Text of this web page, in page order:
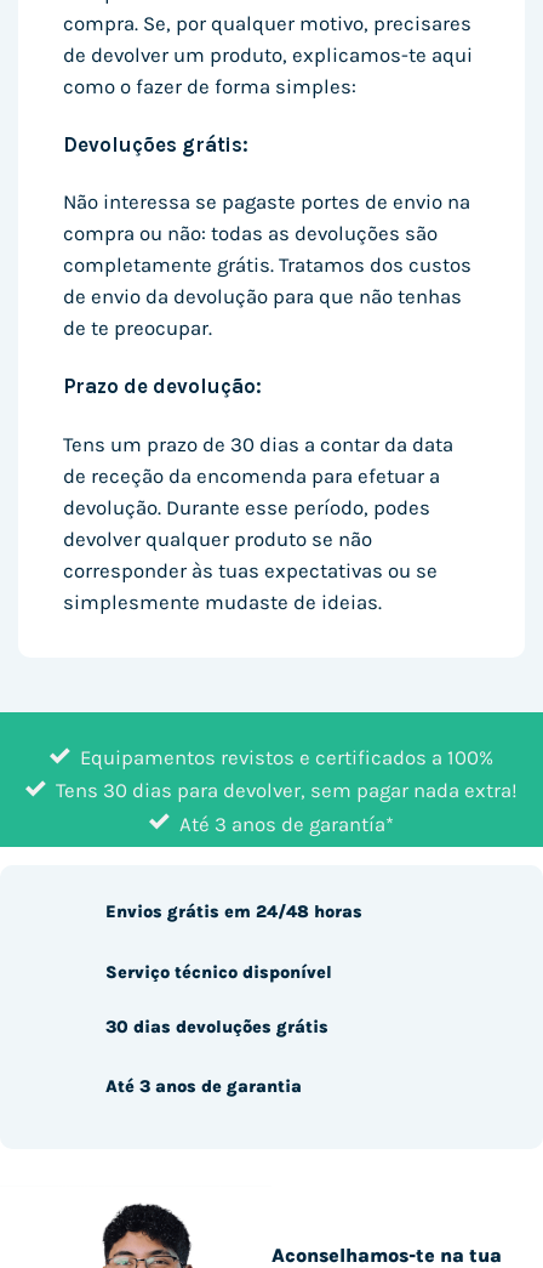
compra. Se, por qualquer motivo, precisares
de devolver um produto, explicamos-te aqui
como o fazer de forma simples:
Devoluções grátis:
Não interessa se pagaste portes de envio na
compra ou não: todas as devoluções são
completamente grátis. Tratamos dos custos
de envio da devolução para que não tenhas
de te preocupar.
Prazo de devolução:
Tens um prazo de 30 dias a contar da data
de receção da encomenda para efetuar a
devolução. Durante esse período, podes
devolver qualquer produto se não
corresponder às tuas expectativas ou se
simplesmente mudaste de ideias.
Equipamentos revistos e certificados a 100%
Tens 30 dias para devolver, sem pagar nada extra!
Até 3 anos de garantía*
Aconselhamos-te na tua
Envios grátis em 24/48 horas
Serviço técnico disponível
30 dias devoluções grátis
Até 3 anos de garantia